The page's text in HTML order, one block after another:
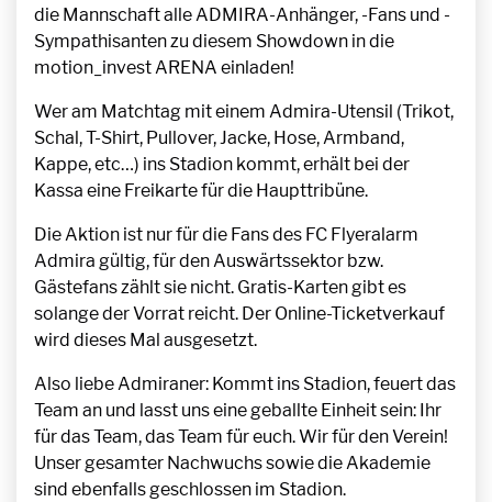
die Mannschaft alle ADMIRA-Anhänger, -Fans und -
Sympathisanten zu diesem Showdown in die
motion_invest ARENA einladen!
Wer am Matchtag mit einem Admira-Utensil (Trikot,
Schal, T-Shirt, Pullover, Jacke, Hose, Armband,
Kappe, etc…) ins Stadion kommt, erhält bei der
Kassa eine Freikarte für die Haupttribüne.
Die Aktion ist nur für die Fans des FC Flyeralarm
Admira gültig, für den Auswärtssektor bzw.
Gästefans zählt sie nicht. Gratis-Karten gibt es
solange der Vorrat reicht. Der Online-Ticketverkauf
wird dieses Mal ausgesetzt.
Also liebe Admiraner: Kommt ins Stadion, feuert das
Team an und lasst uns eine geballte Einheit sein: Ihr
für das Team, das Team für euch. Wir für den Verein!
Unser gesamter Nachwuchs sowie die Akademie
sind ebenfalls geschlossen im Stadion.